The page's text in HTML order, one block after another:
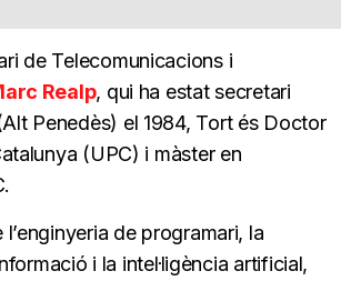
de Telecomunicacions i
Realp, qui ha estat secretari
Penedès) el 1984, Tort és Doctor
(UPC) i màster en
de programari, la
i la intel·ligència artificial,